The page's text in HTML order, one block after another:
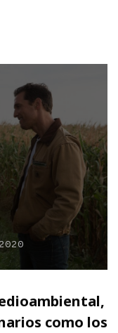
como los